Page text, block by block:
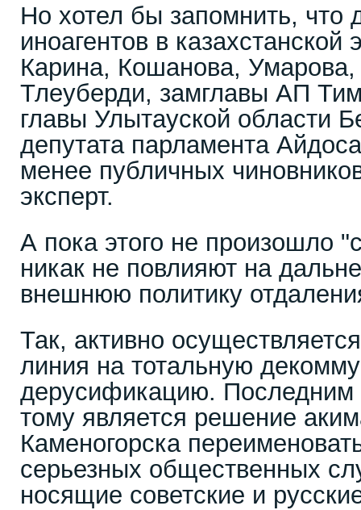
Но хотел бы запомнить, что
иноагентов в казахстанской
Карина, Кошанова,
Тлеуберди, замглавы АП
главы Улытауской области
депутата парламента
менее публичных
эксперт.
А пока этого не произошло
никак не повлияют на
внешнюю политику
Так, активно
линия на тотальную
дерусификацию. Последним
тому является решение
Каменогорска
серьезных общественных
носящие советские и